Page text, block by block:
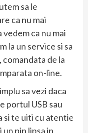
sa le
ca nu mai
ca nu mai
la un service si sa
de la
on-line.
sa vezi daca
portul USB sau
si te uiti cu atentie
pin lipsa in